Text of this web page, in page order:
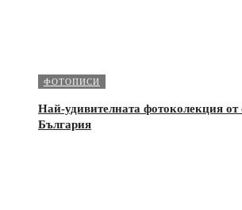
ФОТОПИСИ
Най-удивителната фотоколекция от
България